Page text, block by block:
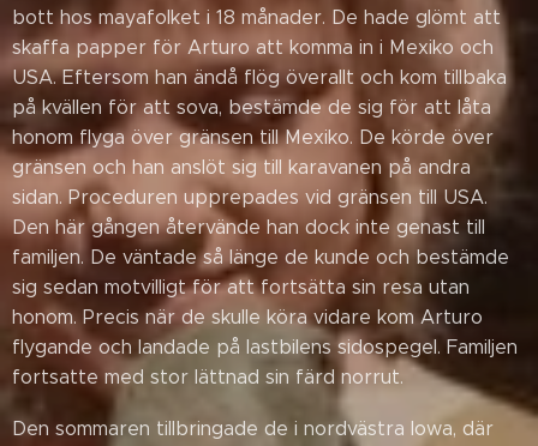
bott hos mayafolket i 18 månader. De hade glömt att
skaffa papper för Arturo att komma in i Mexiko och
USA. Eftersom han ändå flög överallt och kom tillbaka
på kvällen för att sova, bestämde de sig för att låta
honom flyga över gränsen till Mexiko. De körde över
gränsen och han anslöt sig till karavanen på andra
sidan. Proceduren upprepades vid gränsen till USA.
Den här gången återvände han dock inte genast till
familjen. De väntade så länge de kunde och bestämde
sig sedan motvilligt för att fortsätta sin resa utan
honom. Precis när de skulle köra vidare kom Arturo
flygande och landade på lastbilens sidospegel. Familjen
fortsatte med stor lättnad sin färd norrut.
Den sommaren tillbringade de i nordvästra Iowa, där